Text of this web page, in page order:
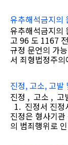
유추해석금지의
유추해석금지의
고 96 도 1167
규정 문언의 가
서 죄형법정주
진정, 고소, 고발
진정 , 고소 , 고
1. 진정서 진정
진정은 형사기
의 범죄행위로